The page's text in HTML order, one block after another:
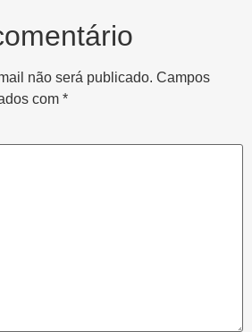
não será publicado. Campos
com *